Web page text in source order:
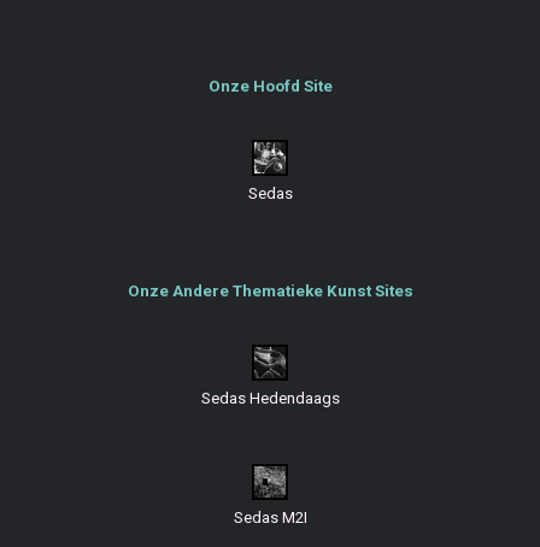
Onze Hoofd Site
Sedas
Onze Andere Thematieke Kunst Sites
Sedas Hedendaags
Sedas M2I